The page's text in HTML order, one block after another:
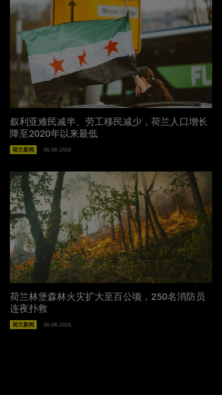
叙利亚难民减半、劳工移民减少，荷兰人口增长
降至2020年以来最低
荷兰新闻 06-08-2026
荷兰林堡森林火灾扩大至百公顷，250名消防员
连夜扑救
荷兰新闻 06-08-2026